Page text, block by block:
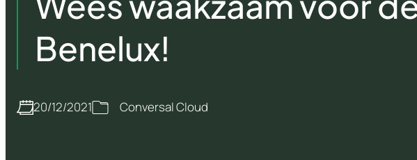
Benelux!
20/12/2021 Conversal Cloud